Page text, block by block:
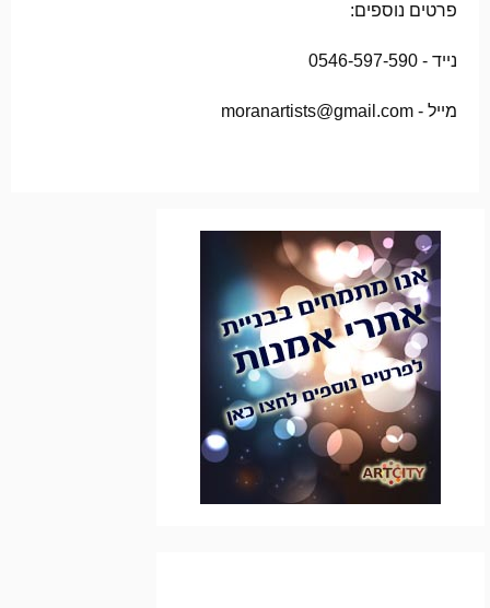
פרטים נוספים:
נייד - 0546-597-590
מייל - moranartists@gmail.com